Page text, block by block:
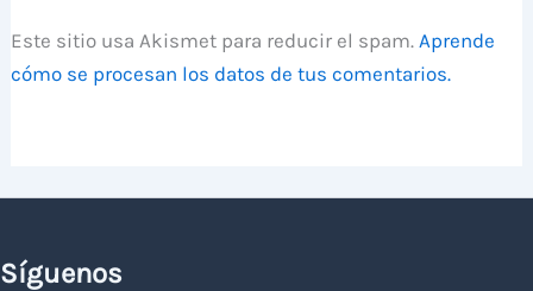
Este sitio usa Akismet para reducir el spam.Aprende
cómo se procesan los datos de tus comentarios.
Síguenos